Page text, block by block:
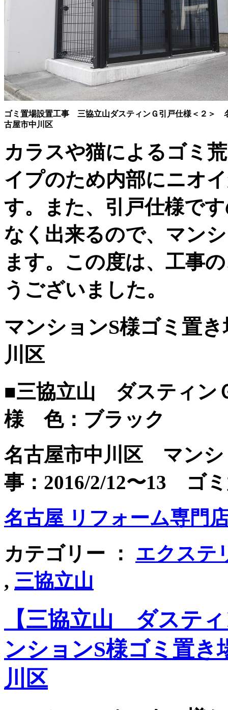
ゴミ置場設置工事 三協立山ダスティンＧ引戸仕様＜２＞
古屋市中川区
カラスや猫によるゴミ
イプのため内部にニオ
す。また、引戸仕様で
なく出来るので、マン
ます。この度は、工事
うございました。
マンションS様ゴミ置
川区
■三協立山 ダスティ
様 色：ブラック
名古屋市中川区 マン
事：2016/2/12〜13 ゴ
名古屋 リフォーム専門
カテゴリー ： エクステ
, 三協立山
【三協立山 ダステ
ンションS様ゴミ置
川区